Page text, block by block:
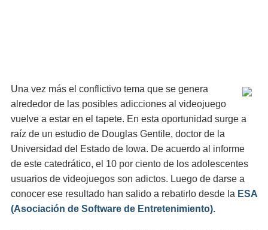
Una vez más el conflictivo tema que se genera
alrededor de las posibles adicciones al videojuego
vuelve a estar en el tapete. En esta oportunidad surge a
raíz de un estudio de Douglas Gentile, doctor de la
Universidad del Estado de Iowa. De acuerdo al informe
de este catedrático, el 10 por ciento de los adolescentes
usuarios de videojuegos son adictos. Luego de darse a
conocer ese resultado han salido a rebatirlo desde la ESA
(Asociación de Software de Entretenimiento).